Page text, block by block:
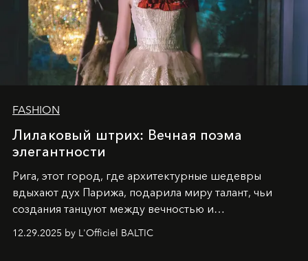
FASHION
Лилаковый штрих: Вечная поэма
элегантности
Рига, этот город, где архитектурные шедевры
вдыхают дух Парижа, подарила миру талант, чьи
создания танцуют между вечностью и
12.29.2025 by L'Officiel BALTIC